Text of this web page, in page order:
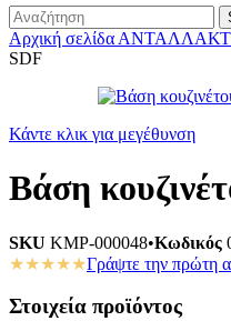
Αρχική σελίδα
SDF
Κάντε κλικ για μεγέθυνση
Βάση
SKU KMP-000048•Κωδικός
★★★★★Γράψτε την πρώτη
Στοιχεία προϊόντος